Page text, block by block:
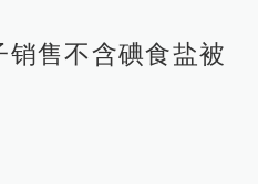
销售不含碘食盐被